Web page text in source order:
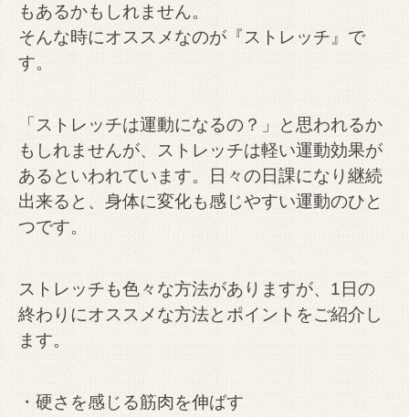
もあるかもしれません。
そんな時にオススメなのが『ストレッチ』で
す。
「ストレッチは運動になるの？」と思われるか
もしれませんが、ストレッチは軽い運動効果が
あるといわれています。日々の日課になり継続
出来ると、身体に変化も感じやすい運動のひと
つです。
ストレッチも色々な方法がありますが、1日の
終わりにオススメな方法とポイントをご紹介し
ます。
・硬さを感じる筋肉を伸ばす